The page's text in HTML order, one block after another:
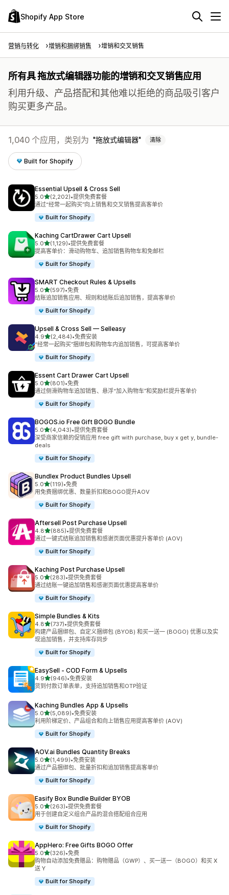
Shopify App Store
营销与转化 增销和捆绑销售 增销和交叉销售
所有具 拖放式编辑器功能的增销和交叉销售应用
利用升级、产品搭配和其他难以拒绝的商品吸引客户
购买更多产品。
1,040 个应用，类别为 拖放式编辑器 清除
Built for Shopify
Essential Upsell & Cross Sell
5.0星（满分 5 星）
(2,202)
总共 2202 条评论
•提供免费套餐
通过“经常一起购买”向上销售和交叉销售提高客单价
Built for Shopify
Kaching CartDrawer Cart Upsell
5.0星（满分 5 星）
(1,129)
总共 1129 条评论
•提供免费套餐
提高客单价：滑动购物车、追加销售购物车和免邮栏
Built for Shopify
SMART Checkout Rules & Upsells
5.0星（满分 5 星）
(597)
总共 597 条评论
•免费
结账追加销售应用、规则和结账后追加销售，提高客单价
Built for Shopify
Upsell & Cross Sell — Selleasy
4.9星（满分 5 星）
(2,484)
总共 2484 条评论
•免费安装
“经常一起购买”捆绑包和购物车内追加销售，可提高客单价
Built for Shopify
Essent Cart Drawer Cart Upsell
5.0星（满分 5 星）
(801)
总共 801 条评论
•免费
通过侧滑购物车追加销售、悬浮“加入购物车”和奖励栏提升客单价
Built for Shopify
BOGOS.io Free Gift BOGO Bundle
5.0星（满分 5 星）
(4,043)
总共 4043 条评论
•提供免费套餐
深受商家信赖的促销应用 free gift with purchase, buy x get y, bundle-
deals
Built for Shopify
Bundlex Product Bundles Upsell
5.0星（满分 5 星）
(119)
总共 119 条评论
•免费
用免费捆绑优惠、数量折扣和BOGO提升AOV
Built for Shopify
Aftersell Post Purchase Upsell
4.8星（满分 5 星）
(885)
总共 885 条评论
•提供免费套餐
通过一键式结账追加销售和感谢页面优惠提升客单价 (AOV)
Built for Shopify
Kaching Post Purchase Upsell
5.0星（满分 5 星）
(283)
总共 283 条评论
•提供免费套餐
通过结账一键追加销售和感谢页面优惠提高客单价
Built for Shopify
Simple Bundles & Kits
4.8星（满分 5 星）
(737)
总共 737 条评论
•提供免费套餐
构建产品捆绑包、自定义捆绑包 (BYOB) 和买一送一 (BOGO) 优惠以及实
现追加销售，并支持库存同步
Built for Shopify
EasySell ‑ COD Form & Upsells
4.9星（满分 5 星）
(946)
总共 946 条评论
•免费安装
货到付款订单表单，支持追加销售和OTP验证
Kaching Bundles App & Upsells
5.0星（满分 5 星）
(5,089)
总共 5089 条评论
•免费安装
利用阶梯定价、产品组合和向上销售应用提高客单价 (AOV)
Built for Shopify
AOV.ai Bundles Quantity Breaks
5.0星（满分 5 星）
(1,499)
总共 1499 条评论
•免费安装
通过产品捆绑包、批量折扣和追加销售提高客单价
Built for Shopify
Easify Box Bundle Builder BYOB
5.0星（满分 5 星）
(263)
总共 263 条评论
•提供免费套餐
用于创建自定义组合产品的混合搭配组合应用
Built for Shopify
AppHero: Free Gifts BOGO Offer
5.0星（满分 5 星）
(326)
总共 326 条评论
•免费
购物自动添加免费赠品：购物赠品（GWP）、买一送一（BOGO）和买 X
送 Y
Built for Shopify